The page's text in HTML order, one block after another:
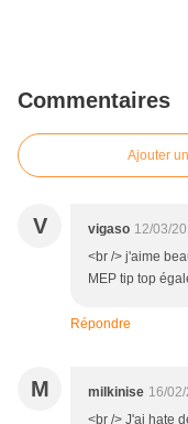
Commentaires
Ajouter
V vigaso 12/03/
<br /> j'aime
MEP tip top
Répondre
M milkinise 16/
<br /> J'ai hate